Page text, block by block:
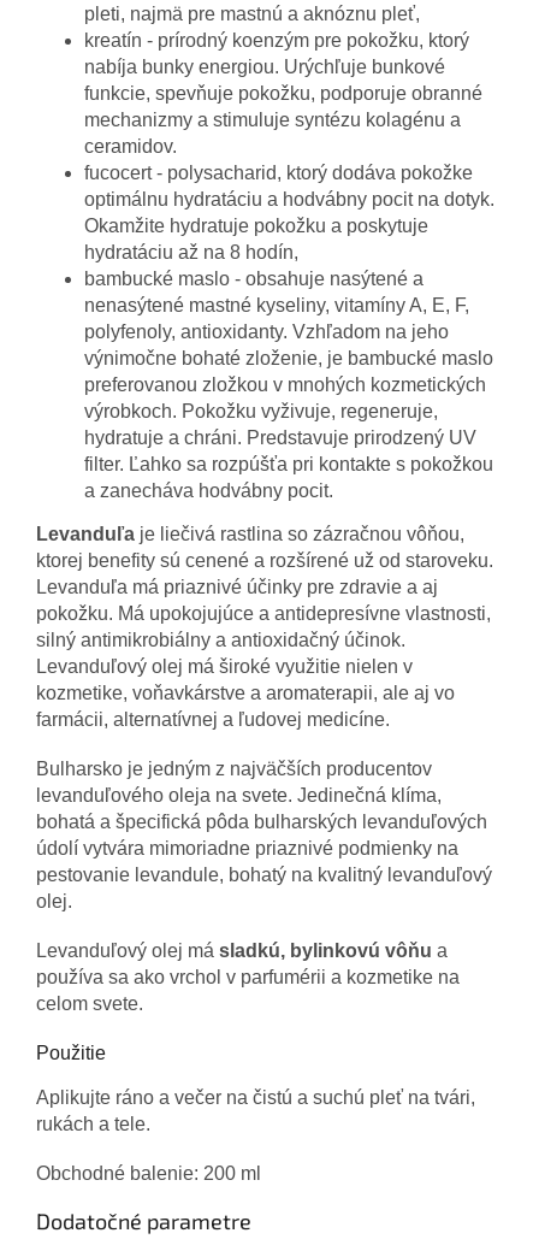
pleti, najmä pre mastnú a aknóznu pleť,
kreatín - prírodný koenzým pre pokožku, ktorý
nabíja bunky energiou. Urýchľuje bunkové
funkcie, spevňuje pokožku, podporuje obranné
mechanizmy a stimuluje syntézu kolagénu a
ceramidov.
fucocert - polysacharid, ktorý dodáva pokožke
optimálnu hydratáciu a hodvábny pocit na dotyk.
Okamžite hydratuje pokožku a poskytuje
hydratáciu až na 8 hodín,
bambucké maslo - obsahuje nasýtené a
nenasýtené mastné kyseliny, vitamíny A, E, F,
polyfenoly, antioxidanty. Vzhľadom na jeho
výnimočne bohaté zloženie, je bambucké maslo
preferovanou zložkou v mnohých kozmetických
výrobkoch. Pokožku vyživuje, regeneruje,
hydratuje a chráni. Predstavuje prirodzený UV
filter. Ľahko sa rozpúšťa pri kontakte s pokožkou
a zanecháva hodvábny pocit.
Levanduľa je liečivá rastlina so zázračnou vôňou,
ktorej benefity sú cenené a rozšírené už od staroveku.
Levanduľa má priaznivé účinky pre zdravie a aj
pokožku. Má upokojujúce a antidepresívne vlastnosti,
silný antimikrobiálny a antioxidačný účinok.
Levanduľový olej má široké využitie nielen v
kozmetike, voňavkárstve a aromaterapii, ale aj vo
farmácii, alternatívnej a ľudovej medicíne.
Bulharsko je jedným z najväčších producentov
levanduľového oleja na svete. Jedinečná klíma,
bohatá a špecifická pôda bulharských levanduľových
údolí vytvára mimoriadne priaznivé podmienky na
pestovanie levandule, bohatý na kvalitný levanduľový
olej.
Levanduľový olej má sladkú, bylinkovú vôňu a
používa sa ako vrchol v parfumérii a kozmetike na
celom svete.
Použitie
Aplikujte ráno a večer na čistú a suchú pleť na tvári,
rukách a tele.
Obchodné balenie: 200 ml
Dodatočné parametre